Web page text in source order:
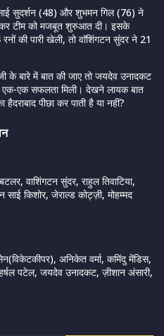
सुदर्शन (48) और शुभमन गिल (76) ने
कर टीम को मजबूत शुरुआत दी। इसके
की पारी खेली, तो वाॅशिंगटन सुंदर ने 21
के बारे में बात की जाए तो जयदेव उनादकट
एक सफलता मिली। देखने लायक बात
पीछा कर पाती है या नहीं?
वाशिंगटन सुंदर, राहुल तिवाटिया,
साई किशोर, जेराल्ड कोट्ज़ी, मोहम्मद
अनिकेत वर्मा, कमिंदु मेंडिस,
पटेल, जयदेव उनादकट, ज़ीशान अंसारी,